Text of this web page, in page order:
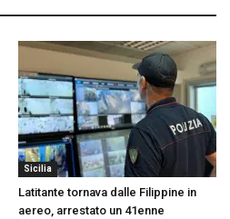
Sicilia
Latitante tornava dalle Filippine in
aereo, arrestato un 41enne